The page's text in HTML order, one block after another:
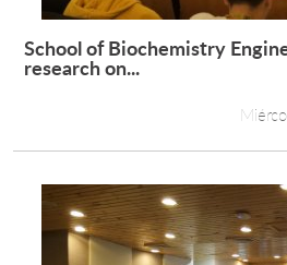
School of Biochemistry
research on...